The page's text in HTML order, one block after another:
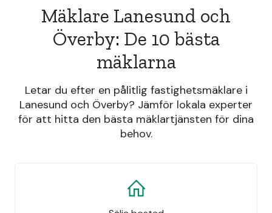
Mäklare Lanesund och
Överby: De 10 bästa
mäklarna
Letar du efter en pålitlig fastighetsmäklare i
Lanesund och Överby? Jämför lokala experter
för att hitta den bästa mäklartjänsten för dina
behov.